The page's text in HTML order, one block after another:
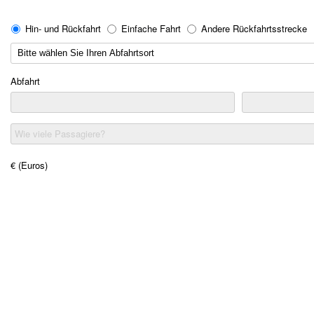
Hin- und Rückfahrt Einfache Fahrt Andere Rückfahrtsstrecke
Abfahrt
Wie viele Passagiere?
€ (Euros)